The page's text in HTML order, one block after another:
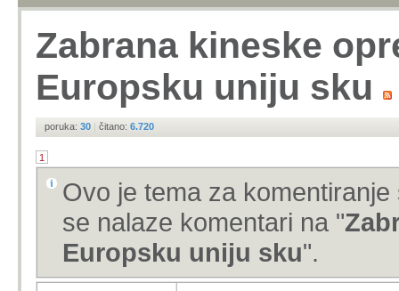
Zabrana kineske
Europsku uniju sku
poruka: 30 | čitano: 6.720
1
Ovo je tema za
se nalaze komentari na "
Europsku uniju sku".